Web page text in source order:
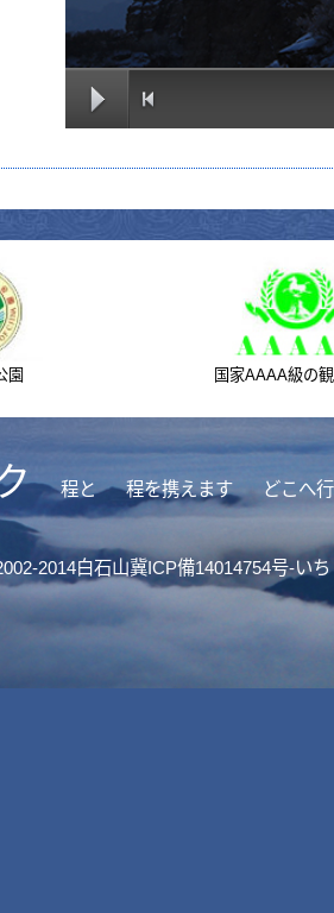
国家AAAA級の観光地区
どこへ行くの
2014白石山冀ICP備14014754号-いち